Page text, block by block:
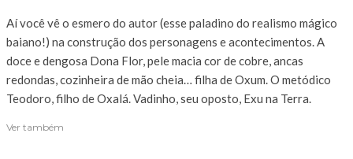
Aí você vê o esmero do autor (esse paladino do realismo mágico
baiano!) na construção dos personagens e acontecimentos. A
doce e dengosa Dona Flor, pele macia cor de cobre, ancas
redondas, cozinheira de mão cheia… filha de Oxum. O metódico
Teodoro, filho de Oxalá. Vadinho, seu oposto, Exu na Terra.
Ver também